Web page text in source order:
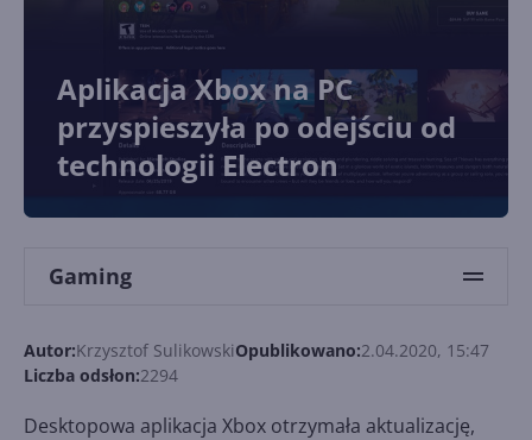
Aplikacja Xbox na PC
przyspieszyła po odejściu od
technologii Electron
Gaming
Autor:Krzysztof SulikowskiOpublikowano:2.04.2020, 15:47
Liczba odsłon:2294
Desktopowa aplikacja Xbox otrzymała aktualizację,